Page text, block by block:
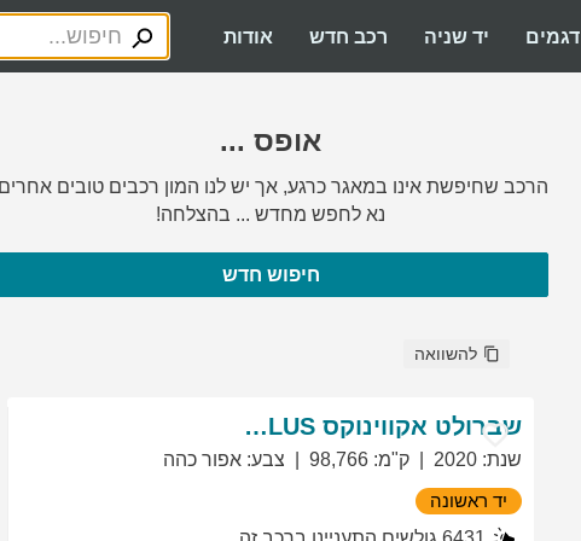
דגמים יד שניה רכב חדש אודות
אופס ...
הרכב שחיפשת אינו במאגר כרגע, אך יש לנו המון רכבים טובים
נא לחפש מחדש ... בהצלחה!
חיפוש חדש
להשוואה
שברולט אקווינוקס LT PLUS
שנת:
2020 ק"מ:
98,766 צבע: אפור כהה
יד ראשונה